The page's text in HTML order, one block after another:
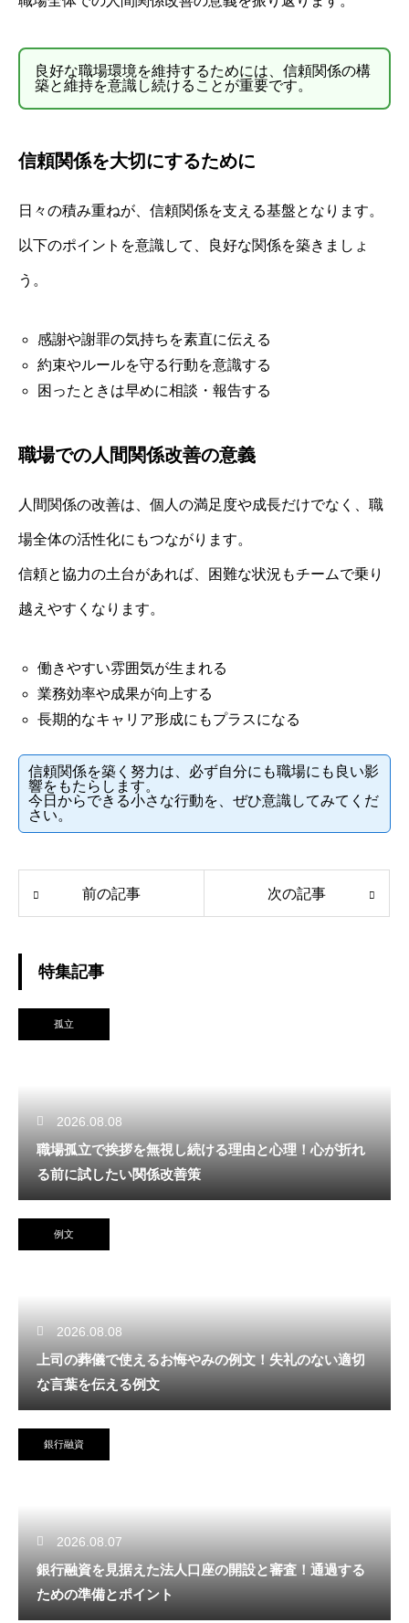
良好な職場環境を維持するためには、信頼関係の構
築と維持を意識し続けることが重要です。
信頼関係を大切にするために
日々の積み重ねが、信頼関係を支える基盤となります。
以下のポイントを意識して、良好な関係を築きましょ
う。
感謝や謝罪の気持ちを素直に伝える
約束やルールを守る行動を意識する
困ったときは早めに相談・報告する
職場での人間関係改善の意義
人間関係の改善は、個人の満足度や成長だけでなく、職
場全体の活性化にもつながります。
信頼と協力の土台があれば、困難な状況もチームで乗り
越えやすくなります。
働きやすい雰囲気が生まれる
業務効率や成果が向上する
長期的なキャリア形成にもプラスになる
信頼関係を築く努力は、必ず自分にも職場にも良い影
響をもたらします。
今日からできる小さな行動を、ぜひ意識してみてくだ
さい。
前の記事 次の記事
特集記事
孤立
2026.08.08
職場孤立で挨拶を無視し続ける理由と心理！心が折れ
る前に試したい関係改善策
例文
2026.08.08
上司の葬儀で使えるお悔やみの例文！失礼のない適切
な言葉を伝える例文
銀行融資
2026.08.07
銀行融資を見据えた法人口座の開設と審査！通過する
ための準備とポイント